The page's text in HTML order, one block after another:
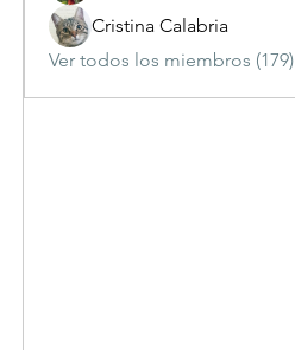
Cristina Calabria
Ver todos los miembros (179)